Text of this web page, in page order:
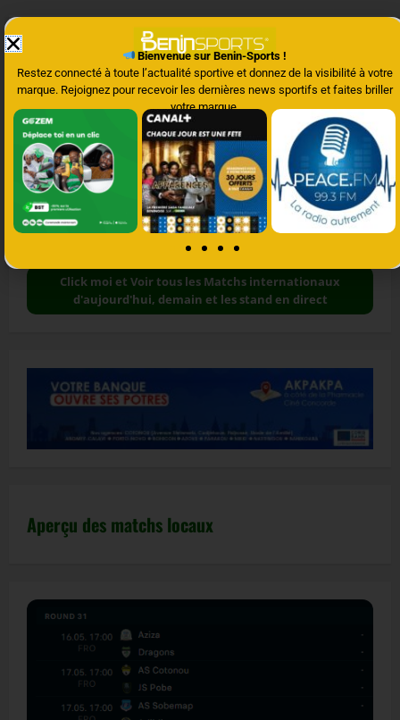
Matchs internationaux en direct avec résultats
Click moi et Voir tous les Matchs internationaux
d'aujourd'hui, demain et les stand en direct
Aperçu des matchs locaux
Bienvenue sur Benin-Sports !
Restez connecté à toute l’actualité sportive et donnez de la visibilité à votre
marque. Rejoignez pour recevoir les dernières news sportifs et faites briller
votre marque.